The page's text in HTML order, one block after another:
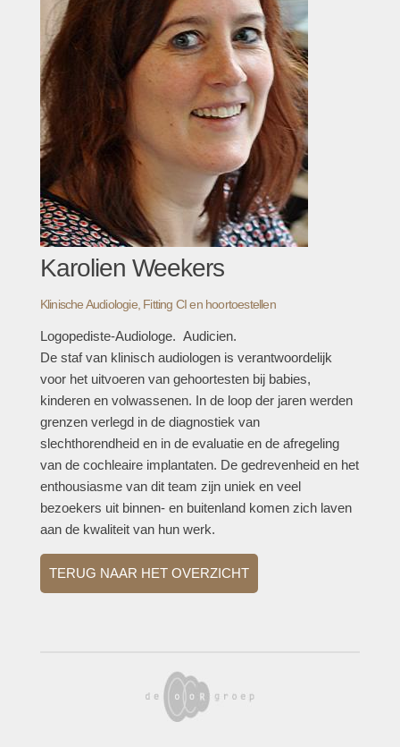
Karolien Weekers
Klinische Audiologie, Fitting CI en hoortoestellen
Logopediste-Audiologe. Audicien.
De staf van klinisch audiologen is verantwoordelijk
voor het uitvoeren van gehoortesten bij babies,
kinderen en volwassenen. In de loop der jaren werden
grenzen verlegd in de diagnostiek van
slechthorendheid en in de evaluatie en de afregeling
van de cochleaire implantaten. De gedrevenheid en het
enthousiasme van dit team zijn uniek en veel
bezoekers uit binnen- en buitenland komen zich laven
aan de kwaliteit van hun werk.
TERUG NAAR HET OVERZICHT